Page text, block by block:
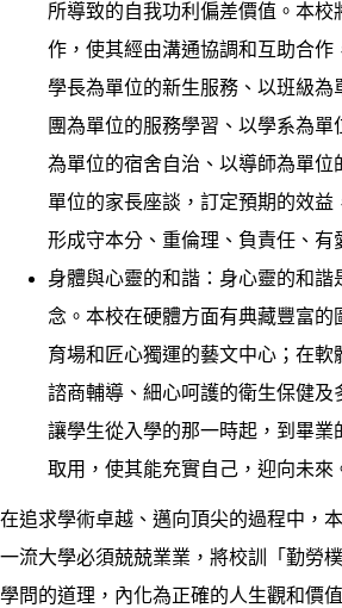
所導致的自我功利偏差價值。本校
作，使其經由溝通協調和互助合作
學長為單位的新生服務、以班級為
團為單位的服務學習、以學系為單
為單位的宿舍自治、以導師為單位
單位的家長座談，訂定預期的效益
形成守本分、重倫理、負責任、有
身體與心靈的和諧：身心靈的和諧
念。本校在硬體方面有典藏豐富的
育場和匠心獨運的藝文中心；在軟
諮商輔導、細心呵護的衛生保健及
讓學生從入學的那一時起，到畢業
取用，使其能充實自己，迎向未來
在追求學術卓越、邁向頂尖的過程中，
一流大學必須兢兢業業，將校訓「勤勞
學問的道理，內化為正確的人生觀和價